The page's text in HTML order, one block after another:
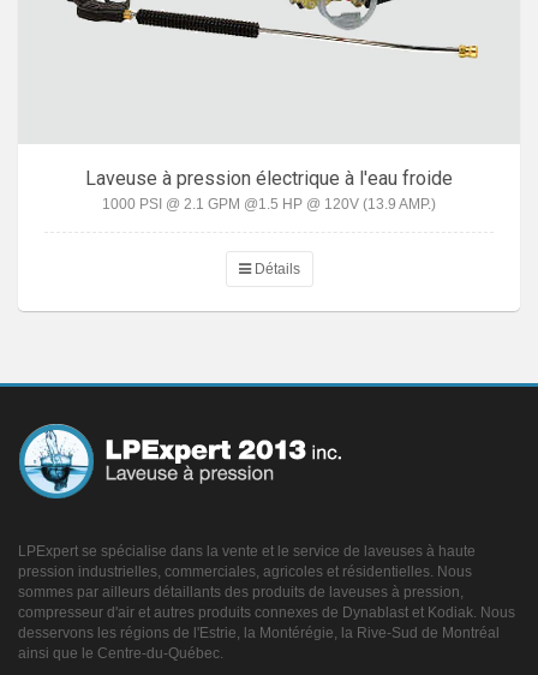
Laveuse à pression électrique à l'eau froide
1000 PSI @ 2.1 GPM @1.5 HP @ 120V (13.9 AMP.)
Détails
LPExpert se spécialise dans la vente et le service de laveuses à haute
pression industrielles, commerciales, agricoles et résidentielles. Nous
sommes par ailleurs détaillants des produits de laveuses à pression,
compresseur d'air et autres produits connexes de Dynablast et Kodiak. Nous
desservons les régions de l'Estrie, la Montérégie, la Rive-Sud de Montréal
ainsi que le Centre-du-Québec.